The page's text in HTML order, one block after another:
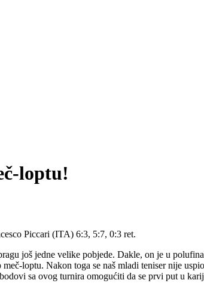
loptu!
Piccari (ITA) 6:3, 5:7, 0:3 ret.
još jedne velike pobjede. Dakle, on je u
loptu. Nakon toga se naš mladi teniser nije
sa ovog turnira omogućiti da se prvi put u